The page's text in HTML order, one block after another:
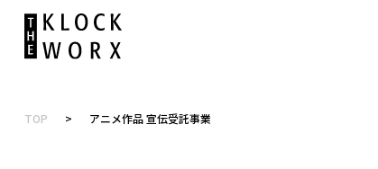
TOP > アニメ作品 宣伝受託事業